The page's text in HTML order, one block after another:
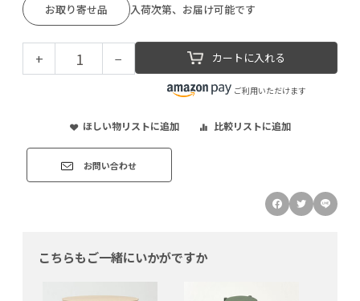
お取り寄せ品 入荷次第、お届け可能です
+ − カートに入れる
ご利用いただけます
ほしい物リストに追加 比較リストに追加
お問い合わせ
こちらもご一緒にいかがですか